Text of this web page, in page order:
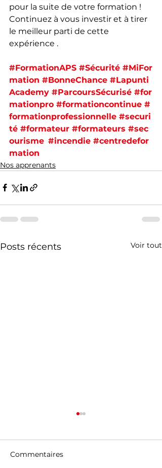
pour la suite de votre formation !
Continuez à vous investir et à tirer
le meilleur parti de cette
expérience .
#FormationAPS #Sécurité #MiFor
mation #BonneChance #Lapunti
Academy #ParcoursSécurisé #for
mationpro #formationcontinue #
formationprofessionnelle #securi
té #formateur #formateurs #sec
ourisme #incendie #centredefor
mation
Nos apprenants
Posts récents Voir tout
Commentaires